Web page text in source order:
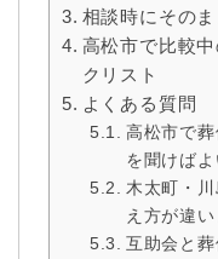
相談時にその
高松市で比較
クリスト
よくある質問
高松市で
を聞けば
木太町・
え方が違
互助会と